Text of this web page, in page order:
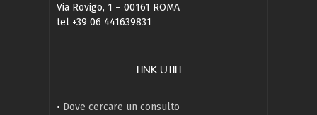
Via Rovigo, 1 – 00161 ROMA
tel +39 06 441639831
LINK UTILI
• Dove cercare un consulto